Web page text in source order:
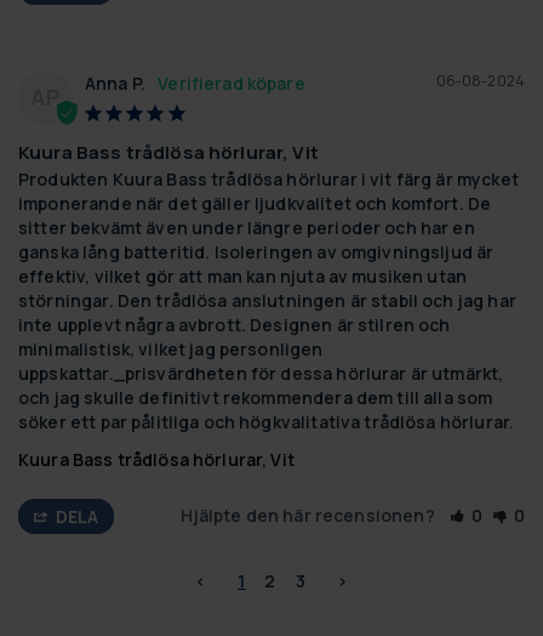
AP
06-08-2024
Anna P.
Kuura Bass trådlösa hörlurar, Vit
Produkten Kuura Bass trådlösa hörlurar i vit färg är mycket
imponerande när det gäller ljudkvalitet och komfort. De
sitter bekvämt även under längre perioder och har en
ganska lång batteritid. Isoleringen av omgivningsljud är
effektiv, vilket gör att man kan njuta av musiken utan
störningar. Den trådlösa anslutningen är stabil och jag har
inte upplevt några avbrott. Designen är stilren och
minimalistisk, vilket jag personligen
uppskattar._prisvärdheten för dessa hörlurar är utmärkt,
och jag skulle definitivt rekommendera dem till alla som
söker ett par pålitliga och högkvalitativa trådlösa hörlurar.
Kuura Bass trådlösa hörlurar, Vit
DELA Hjälpte den här recensionen? 0 0
< 1 2 3 >